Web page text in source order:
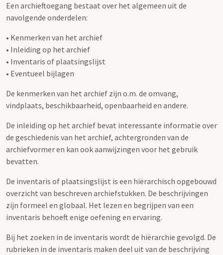
Een archieftoegang bestaat over het algemeen uit de
navolgende onderdelen:
• Kenmerken van het archief
• Inleiding op het archief
• Inventaris of plaatsingslijst
• Eventueel bijlagen
De kenmerken van het archief zijn o.m. de omvang,
vindplaats, beschikbaarheid, openbaarheid en andere.
De inleiding op het archief bevat interessante informatie over
de geschiedenis van het archief, achtergronden van de
archiefvormer en kan ook aanwijzingen voor het gebruik
bevatten.
De inventaris of plaatsingslijst is een hiërarchisch opgebouwd
overzicht van beschreven archiefstukken. De beschrijvingen
zijn formeel en globaal. Het lezen en begrijpen van een
inventaris behoeft enige oefening en ervaring.
Bij het zoeken in de inventaris wordt de hiërarchie gevolgd. De
rubrieken in de inventaris maken deel uit van de beschrijving